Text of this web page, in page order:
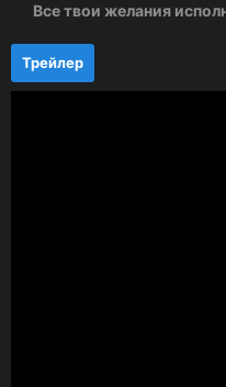
Все твои желания
Трейлер